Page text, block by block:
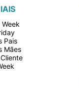
Pais
Mães